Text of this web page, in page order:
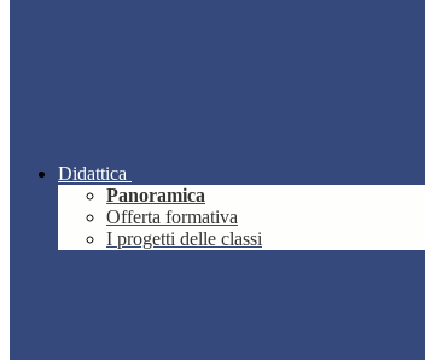
Didattica
Panoramica
Offerta formativa
I progetti delle classi